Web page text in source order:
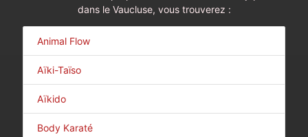
dans le Vaucluse, vous trouverez :
Animal Flow
Aïki-Taïso
Aïkido
Body Karaté